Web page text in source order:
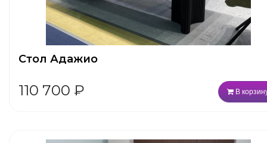
Стол Адажио
110 700 ₽ В